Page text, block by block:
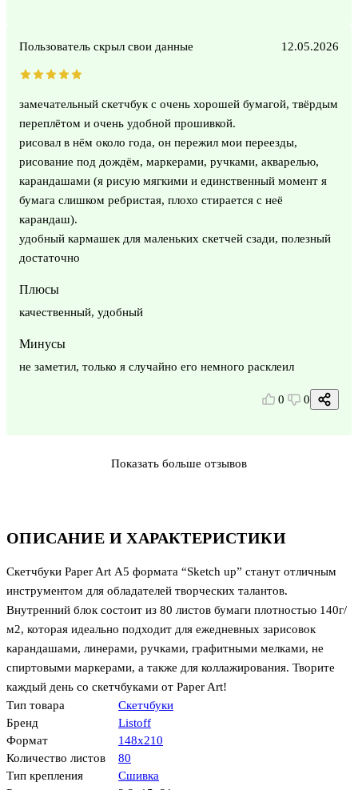
ОПИСАНИЕ И ХАРАКТЕРИСТИКИ
Скетчбуки Paper Art А5 формата “Sketch up” станут отличным
инструментом для обладателей творческих талантов.
Внутренний блок состоит из 80 листов бумаги плотностью 140г/
м2, которая идеально подходит для ежедневных зарисовок
карандашами, линерами, ручками, графитными мелками, не
спиртовыми маркерами, а также для коллажирования. Творите
каждый день со скетчбуками от Paper Art!
Тип товара
Скетчбуки
Бренд
Listoff
Формат
148х210
Количество листов
80
Тип крепления
Сшивка
Пользователь скрыл свои данные 12.05.2026
замечательный скетчбук с очень хорошей бумагой, твёрдым
переплётом и очень удобной прошивкой.
рисовал в нём около года, он пережил мои переезды,
рисование под дождём, маркерами, ручками, акварелью,
карандашами (я рисую мягкими и единственный момент я
бумага слишком ребристая, плохо стирается с неё
карандаш).
удобный кармашек для маленьких скетчей сзади, полезный
достаточно
Плюсы
качественный, удобный
Минусы
не заметил, только я случайно его немного расклеил
0 0
Показать больше отзывов